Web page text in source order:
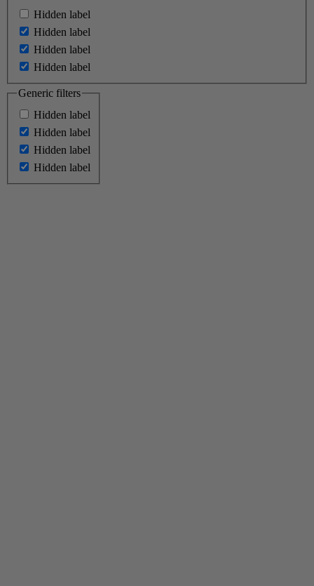
Hidden label
Hidden label
Hidden label
Hidden label
Generic filters
Hidden label
Hidden label
Hidden label
Hidden label